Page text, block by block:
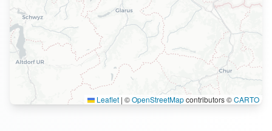
Leaflet | ©OpenStreetMapcontributors ©CARTO